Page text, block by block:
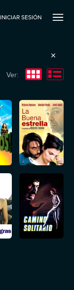
INICIAR SESIÓN
Ver: